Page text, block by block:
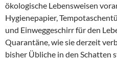
ökologische Lebensweisen
Hygienepapier,
und Einweggeschirr für den
Quarantäne, wie sie derzeit
bisher Übliche in den Schatten